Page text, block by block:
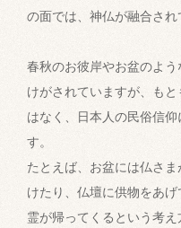
の面では、神仏が融合され
春秋のお彼岸やお盆のよ
けがされていますが、も
はなく、日本人の民俗信
す。
たとえば、お盆には仏さ
けたり、仏壇に供物をあ
霊が帰ってくるという考え